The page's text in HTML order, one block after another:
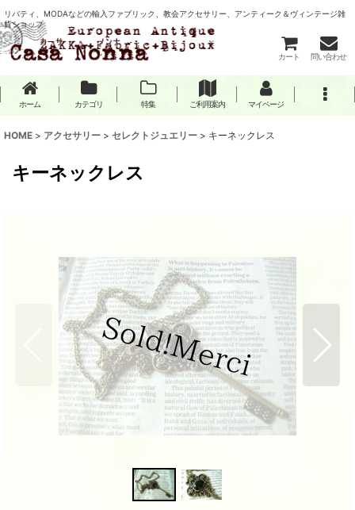
リバティ、MODAなどの輸入ファブリック、教会アクセサリー、アンティーク＆ヴィンテージ雑
貨ショップ
カート 問い合わせ
ホーム カテゴリ 特集 ご利用案内 マイページ
HOME > アクセサリー > セレクトジュエリー > キーネックレス
キーネックレス